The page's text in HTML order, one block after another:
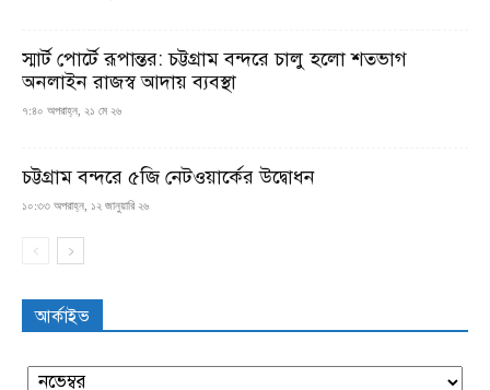
স্মার্ট পোর্টে রূপান্তর: চট্টগ্রাম বন্দরে চালু হলো শতভাগ
অনলাইন রাজস্ব আদায় ব্যবস্থা
৭:৪০ অপরাহ্ন, ২১ মে ২৬
চট্টগ্রাম বন্দরে ৫জি নেটওয়ার্কের উদ্বোধন
১০:৩৩ অপরাহ্ন, ১২ জানুয়ারি ২৬
আর্কাইভ